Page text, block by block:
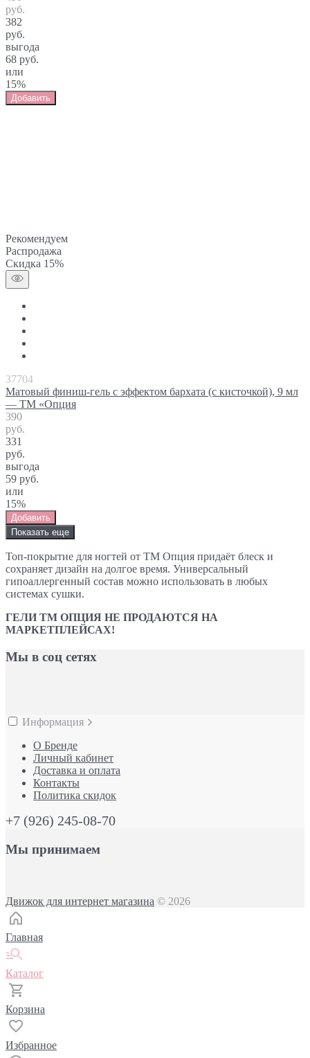
руб.
382
руб.
выгода
68 руб.
или
15%
Добавить
Рекомендуем
Распродажа
Скидка 15%
37704
Матовый финиш-гель с эффектом бархата (с кисточкой), 9 мл
— ТМ «Опция
390
руб.
331
руб.
выгода
59 руб.
или
15%
Добавить
Показать еще
Топ-покрытие для ногтей от ТМ Опция придаёт блеск и
сохраняет дизайн на долгое время. Универсальный
гипоаллергенный состав можно использовать в любых
системах сушки.
ГЕЛИ ТМ ОПЦИЯ НЕ ПРОДАЮТСЯ НА
МАРКЕТПЛЕЙСАХ!
Мы в соц сетях
Информация
О Бренде
Личный кабинет
Доставка и оплата
Контакты
Политика скидок
+7 (926) 245-08-70
Мы принимаем
Движок для интернет магазина © 2026
Главная
Каталог
Корзина
Избранное